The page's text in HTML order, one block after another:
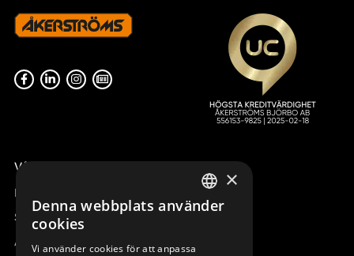
Våra radiostyrningar – översikt
Remotus
Sesam
Access_Ctrl
SWEDISH
×
Denna webbplats använder
cookies
Vi använder cookies för att anpassa